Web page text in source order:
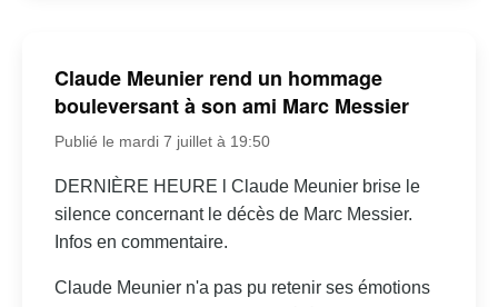
Claude Meunier rend un hommage
bouleversant à son ami Marc Messier
Publié le mardi 7 juillet à 19:50
DERNIÈRE HEURE l Claude Meunier brise le
silence concernant le décès de Marc Messier.
Infos en commentaire.
Claude Meunier n'a pas pu retenir ses émotions